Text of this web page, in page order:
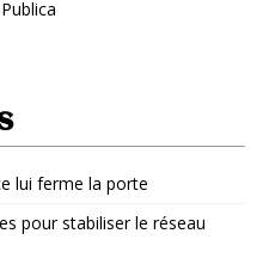
lui ferme la porte
pour stabiliser le réseau